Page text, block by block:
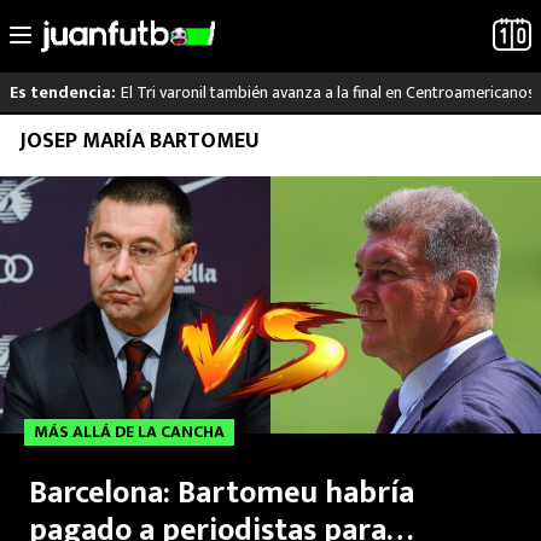
Saltar
contenido
Es tendencia: El Tri varonil también avanza a la final en Centroamericanos
LO ÚLTIMO
LIGA MX
RAYADOS
PUMAS
ATLANTE
SELECCIÓN MEXICANA
FUTBOL INTERNACIONAL
JOSEP MARÍA BARTOMEU
MÁS ALLÁ DE LA CANCHA
Barcelona: Bartomeu habría
pagado a periodistas para